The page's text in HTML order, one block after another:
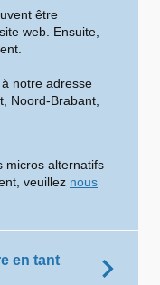
être
web. Ensuite,
notre adresse
Noord-Brabant,
micros alternatifs
veuillez nous
en tant